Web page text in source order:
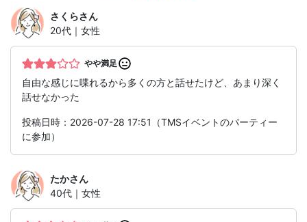
さくらさん
20代｜女性
やや満足
自由な感じに喋れるから多くの方と話せたけど、あまり深く
話せなかった
投稿日時：2026-07-28 17:51（TMSイベントのパーティー
に参加）
たかさん
40代｜女性